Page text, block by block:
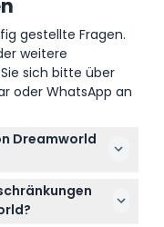
gestellte Fragen.
weitere
sich bitte über
oder WhatsApp an
Dreamworld
täglich von
Beachten Sie,